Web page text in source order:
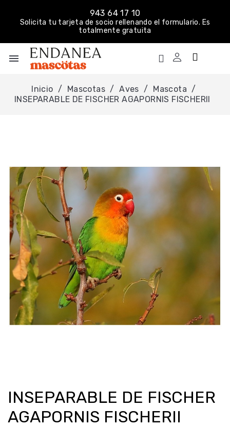
943 64 17 10
Solicita tu tarjeta de socio rellenando el formulario. Es
totalmente gratuita
menu
Inicio Mascotas Aves
Mascota
INSEPARABLE DE FISCHER AGAPORNIS FISCHERII
INSEPARABLE DE FISCHER
AGAPORNIS FISCHERII